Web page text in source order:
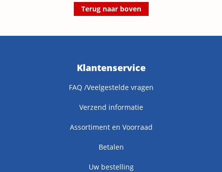
Terug naar boven
Klantenservice
FAQ /Veelgestelde vragen
Verzend informatie
Assortiment en Voorraad
Betalen
Uw bestelling